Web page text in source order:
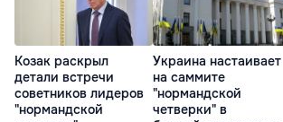
Козак раскрыл
детали встречи
советников лидеров
"нормандской
Украина настаивает
на саммите
"нормандской
четверки" в